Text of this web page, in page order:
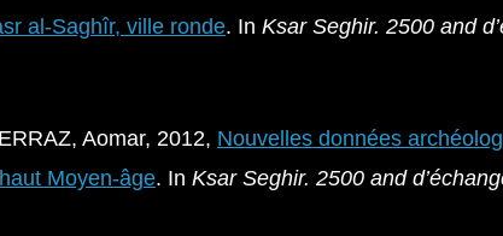
al-Saghîr, ville ronde. In Ksar Seghir. 2500 and
Aomar, 2012, Nouvelles données
Moyen-âge. In Ksar Seghir. 2500 and